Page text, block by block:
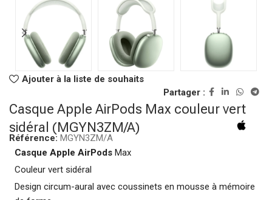
Ajouter à la liste de souhaits
Partager :
Casque Apple AirPods Max couleur vert
sidéral (MGYN3ZM/A)
Référence: MGYN3ZM/A
Casque Apple AirPods Max
Couleur vert sidéral
Design circum-aural avec coussinets en mousse à mémoire